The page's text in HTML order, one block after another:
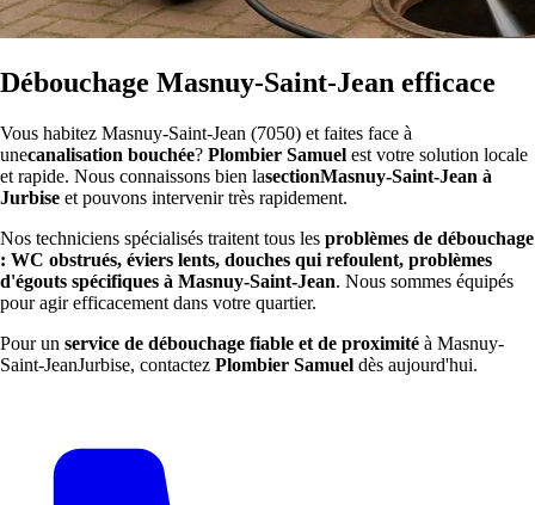
Débouchage Masnuy-Saint-Jean efficace
Vous habitez Masnuy-Saint-Jean (7050) et faites face à
unecanalisation bouchée? Plombier Samuel est votre solution locale
et rapide. Nous connaissons bien lasectionMasnuy-Saint-Jean à
Jurbise et pouvons intervenir très rapidement.
Nos techniciens spécialisés traitent tous les problèmes de débouchage
: WC obstrués, éviers lents, douches qui refoulent, problèmes
d'égouts spécifiques à Masnuy-Saint-Jean. Nous sommes équipés
pour agir efficacement dans votre quartier.
Pour un service de débouchage fiable et de proximité à Masnuy-
Saint-JeanJurbise, contactez Plombier Samuel dès aujourd'hui.